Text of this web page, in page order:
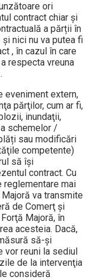
ori
contract chiar și
a părții în
nici nu va putea fi
, în cazul în care
respecta vreuna
eveniment extern,
părţilor, cum ar fi,
inundaţii,
schemelor /
sau modificări
competente)
să îşi
contract. Cu
mai
va transmite
de Comerţ şi
Majoră, în
acesteia. Dacă,
să-şi
reuni la sediul
de la intervenţia
consideră